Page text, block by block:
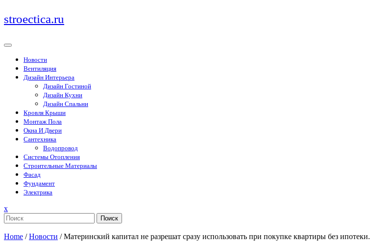
Перейти
к
stroectica.ru
Новости
Вентиляция
Дизайн Интерьера
Дизайн Гостиной
Дизайн Кухни
Дизайн Спальни
Кровля Крыши
Монтаж Пола
Окна И Двери
Сантехника
Водопровод
Системы Отопления
Строительные Материалы
Фасад
Фундамент
Электрика
xЗакрыть
меню
Поиск
Home /Новости /Материнский капитал не разрешат сразу использовать при покупке квартиры без ипотеки.